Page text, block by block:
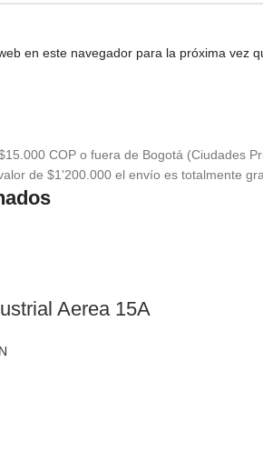
en este navegador para la próxima vez
COP o fuera de Bogotá (Ciudades
de $1'200.000 el envío es totalmente
Aerea 15A